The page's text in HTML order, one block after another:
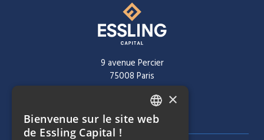
9 avenue Percier
75008 Paris
+ 33 1 40 60 22 30
FRENCH
×
Bienvenue sur le site web
de Essling Capital !